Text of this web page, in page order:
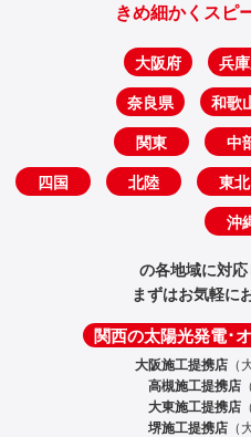
きめ細かくスピ
大阪府 兵
奈良県 和歌
関東 中
四国 北陸 東北
沖
の各地域に対応
まずはお気軽に
関西の太陽光発電･
大阪施工提携店 （
高槻施工提携店
大東施工提携店
堺施工提携店 （